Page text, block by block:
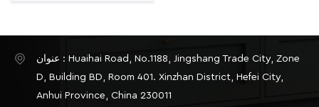
عنوان : Huaihai Road, No.1188, Jingshang Trade City, Zone
D, Building BD, Room 401. Xinzhan District, Hefei City,
Anhui Province, China 230011